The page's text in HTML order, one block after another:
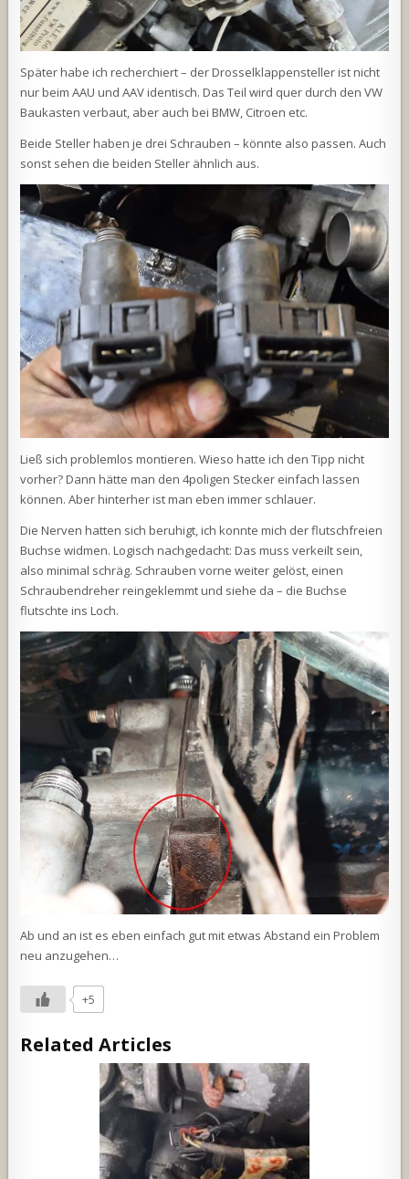
Später habe ich recherchiert – der Drosselklappensteller ist nicht
nur beim AAU und AAV identisch. Das Teil wird quer durch den VW
Baukasten verbaut, aber auch bei BMW, Citroen etc.
Beide Steller haben je drei Schrauben – könnte also passen. Auch
sonst sehen die beiden Steller ähnlich aus.
Ließ sich problemlos montieren. Wieso hatte ich den Tipp nicht
vorher? Dann hätte man den 4poligen Stecker einfach lassen
können. Aber hinterher ist man eben immer schlauer.
Die Nerven hatten sich beruhigt, ich konnte mich der flutschfreien
Buchse widmen. Logisch nachgedacht: Das muss verkeilt sein,
also minimal schräg. Schrauben vorne weiter gelöst, einen
Schraubendreher reingeklemmt und siehe da – die Buchse
flutschte ins Loch.
Ab und an ist es eben einfach gut mit etwas Abstand ein Problem
neu anzugehen…
+5
Related Articles